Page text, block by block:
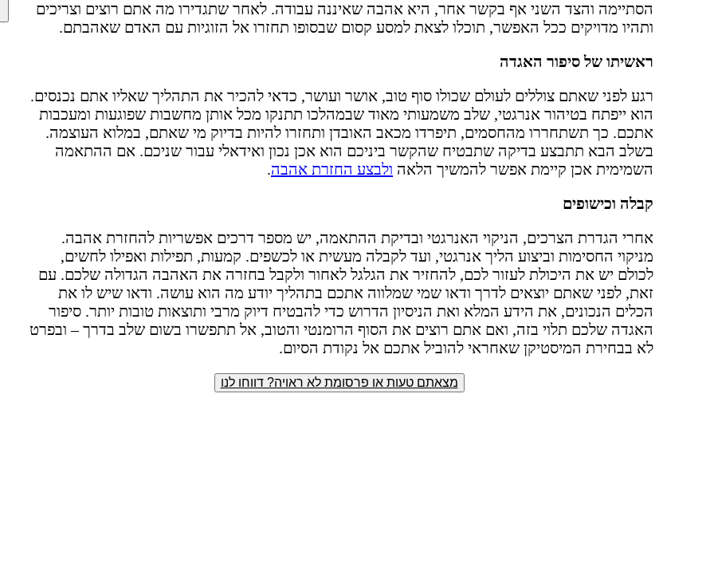
הסתיימה והצד השני אף בקשר אחר, היא אהבה שאיננה עבודה. לאחר שתגדירו מה אתם רוצים וצריכים
ותהיו מדויקים ככל האפשר, תוכלו לצאת למסע קסום שבסופו תחזרו אל הזוגיות עם האדם שאהבתם.
ראשיתו של סיפור האגדה
רגע לפני שאתם צוללים לעולם שכולו סוף טוב, אושר ועושר, כדאי להכיר את התהליך שאליו אתם נכנסים.
הוא ייפתח בטיהור אנרגטי, שלב משמעותי מאוד שבמהלכו תתנקו מכל אותן מחשבות שפוגעות ומעכבות
אתכם. כך תשתחררו מהחסמים, תיפרדו מכאב האובדן ותחזרו להיות בדיוק מי שאתם, במלוא העוצמה.
בשלב הבא תתבצע בדיקה שתבטיח שהקשר ביניכם הוא אכן נכון ואידאלי עבור שניכם. אם ההתאמה
השמימית אכן קיימת אפשר להמשיך הלאה ולבצע החזרת אהבה.
קבלה וכישופים
אחרי הגדרת הצרכים, הניקוי האנרגטי ובדיקת ההתאמה, יש מספר דרכים אפשריות להחזרת אהבה.
מניקוי החסימות וביצוע הליך אנרגטי, ועד לקבלה מעשית או לכשפים. קמעות, תפילות ואפילו לחשים,
לכולם יש את היכולת לעזור לכם, להחזיר את הגלגל לאחור ולקבל בחזרה את האהבה הגדולה שלכם. עם
זאת, לפני שאתם יוצאים לדרך ודאו שמי שמלווה אתכם בתהליך יודע מה הוא עושה. ודאו שיש לו את
הכלים הנכונים, את הידע המלא ואת הניסיון הדרוש כדי להבטיח דיוק מרבי ותוצאות טובות יותר. סיפור
האגדה שלכם תלוי בזה, ואם אתם רוצים את הסוף הרומנטי והטוב, אל תתפשרו בשום שלב בדרך – ובפרט
לא בבחירת המיסטיקן שאחראי להוביל אתכם אל נקודת הסיום.
מצאתם טעות או פרסומת לא ראויה? דווחו לנו